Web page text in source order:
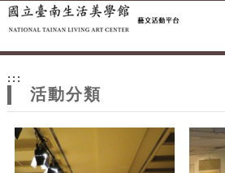
站
主
題
跳到主要內容
網站導覽
:::
活動分類